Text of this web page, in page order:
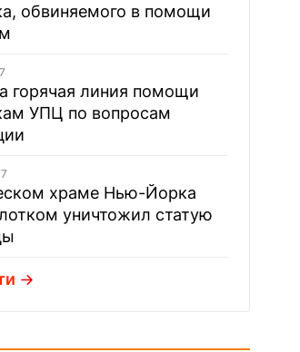
обвиняемого в помощи
горячая линия помощи
УПЦ по вопросам
храме Нью-Йорка
уничтожил статую